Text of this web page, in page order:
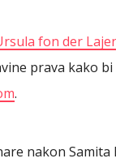
fon der
prava kako
.
nakon Samita